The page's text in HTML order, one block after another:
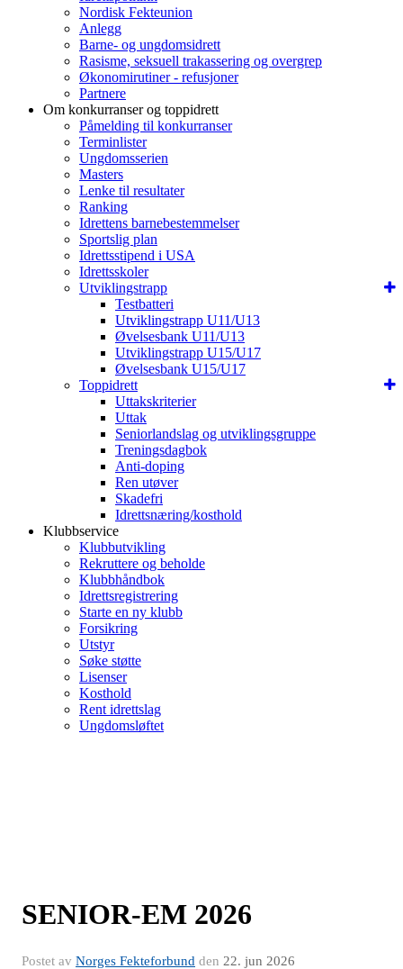
Nordisk Fekteunion
Anlegg
Barne- og ungdomsidrett
Rasisme, seksuell trakassering og overgrep
Økonomirutiner - refusjoner
Partnere
Om konkurranser og toppidrett
Påmelding til konkurranser
Terminlister
Ungdomsserien
Masters
Lenke til resultater
Ranking
Idrettens barnebestemmelser
Sportslig plan
Idrettsstipend i USA
Idrettsskoler
Utviklingstrapp
Testbatteri
Utviklingstrapp U11/U13
Øvelsesbank U11/U13
Utviklingstrapp U15/U17
Øvelsesbank U15/U17
Toppidrett
Uttakskriterier
Uttak
Seniorlandslag og utviklingsgruppe
Treningsdagbok
Anti-doping
Ren utøver
Skadefri
Idrettsnæring/kosthold
Klubbservice
Klubbutvikling
Rekruttere og beholde
Klubbhåndbok
Idrettsregistrering
Starte en ny klubb
Forsikring
Utstyr
Søke støtte
Lisenser
Kosthold
Rent idrettslag
Ungdomsløftet
SENIOR-EM 2026
Postet av Norges Fekteforbund den 22. jun 2026